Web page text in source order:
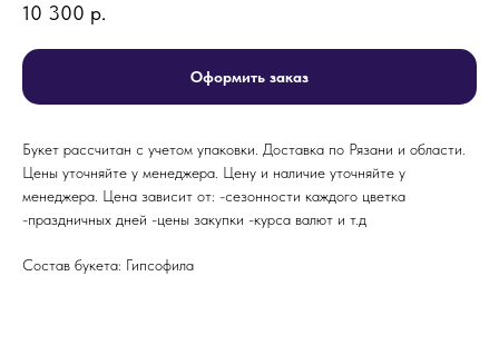
10 300 р.
Оформить заказ
Букет рассчитан с учетом упаковки. Доставка по Рязани и области.
Цены уточняйте у менеджера. Цену и наличие уточняйте у
менеджера. Цена зависит от: -сезонности каждого цветка
-праздничных дней -цены закупки -курса валют и т.д
Состав букета: Гипсофила